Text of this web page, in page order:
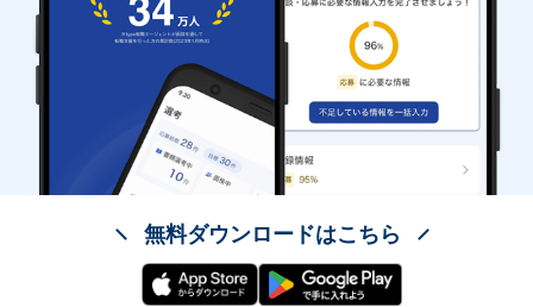
無料ダウンロードはこちら